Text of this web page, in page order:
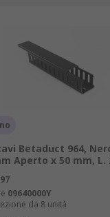
Betaduct 964,
Aperto x 50 mm, L.
09640000Y
da 8 unità